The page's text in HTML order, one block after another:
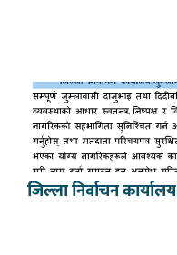
जिल्ला निर्वाचन